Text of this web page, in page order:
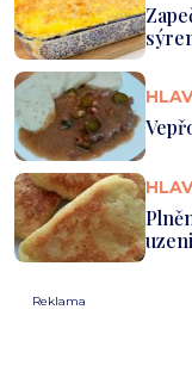
Reklama